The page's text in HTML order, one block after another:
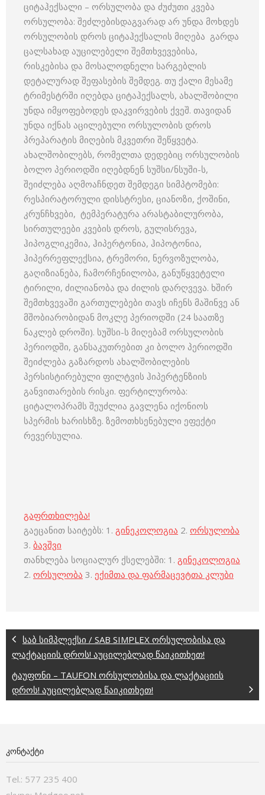
ციტაჰექსალი – ორსულობა და ძუძუთი კვება
ორსულობა: შეძლებისდაგვარად არ უნდა მოხდეს
ორსულობის დროს ციტაჰექსალის მიღება გარდა
ცალსახად აუცილებელი შემთხვევებისა,
რისკებისა და მოსალოდნელი სარგებლის
დეტალურად შეფასების შემდეგ. თუ ქალი მესამე
ტრიმესტრში იღებდა ციტაჰექსალს, ახალშობილი
უნდა იმყოფებოდეს დაკვირვების ქვეშ. თავიდან
უნდა იქნას აცილებული ორსულობის დროს
პრეპარატის მიღების მკვეთრი შეწყვეტა.
ახალშობილებს, რომელთა დედებიც ორსულობის
ბოლო პერიოდში იღებდნენ სუშსი/ნსუში-ს,
შეიძლება აღმოაჩნდეთ შემდეგი სიმპტომები:
რესპირატორული დისსტრესი, ციანოზი, ქოშინი,
კრუნჩხვები, ტემპერატურა არასტაბილურობა,
სირთულეები კვების დროს, გულისრევა,
ჰიპოგლიკემია, ჰიპერტონია, ჰიპოტონია,
ჰიპერრეფლექსია, ტრემორი, ნერვოზულობა,
გაღიზიანება, ჩამორჩენილობა, განუწყვეტელი
ტირილი, ძილიანობა და ძილის დარღვევა. ხშირ
შემთხვევაში გართულებები თავს იჩენს მაშინვე ან
მშობიარობიდან მოკლე პერიოდში (24 საათზე
ნაკლებ დროში). სუშსი-ს მიღებამ ორსულობის
პერიოდში, განსაკუთრებით კი ბოლო პერიოდში
შეიძლება გაზარდოს ახალშობილების
პერსისტირებული ფილტვის ჰიპერტენზიის
განვითარების რისკი. ფერტილურობა:
ციტალოპრამს შეუძლია გავლენა იქონიოს
სპერმის ხარისხზე. ზემოთხსენებული ეფექტი
რევერსულია.
გაფრთხილება!
გაეცანით საიტებს: 1. გინეკოლოგია 2. ორსულობა
3. ბავშვი
თანხლება სოციალურ ქსელებში: 1. გინეკოლოგია
2. ორსულობა 3. ექიმთა და ფარმაცევტთა კლუბი
საბ სიმპლექსი / SAB SIMPLEX ორსულობისა და
ლაქტაციის დროს! აუცილებლად წაიკითხეთ!
ტაუფონი – TAUFON ორსულობისა და ლაქტაციის
დროს! აუცილებლად წაიკითხეთ!
ᲙᲝᲜᲢᲐᲥᲢᲘ
Tel.: 577 235 400